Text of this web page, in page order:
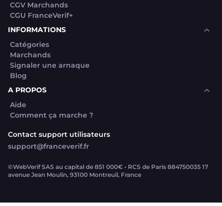
CGV Marchands
CGU FranceVerif+
INFORMATIONS
Catégories
Marchands
Signaler une arnaque
Blog
A PROPOS
Aide
Comment ça marche ?
Contact support utilisateurs
support@franceverif.fr
©WebVerif SAS au capital de 851 000€ • RCS de Paris 884750035 17
avenue Jean Moulin, 93100 Montreuil, France